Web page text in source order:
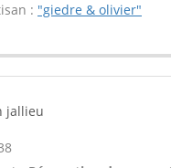
: "giedre & olivier"
jallieu